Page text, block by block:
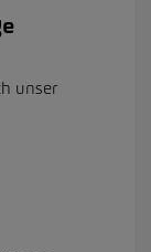
unser